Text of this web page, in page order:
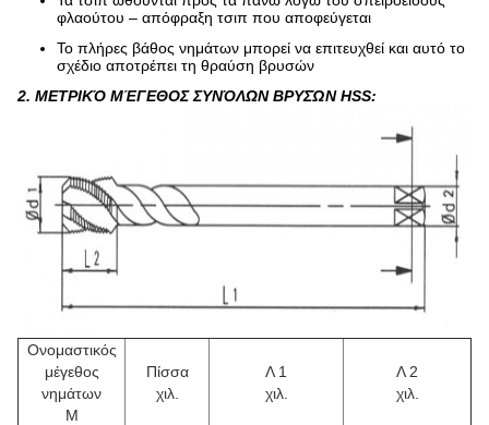
φλαούτου – απόφραξη τσιπ που αποφεύγεται
Το πλήρες βάθος νημάτων μπορεί να επιτευχθεί και αυτό το
σχέδιο αποτρέπει τη θραύση βρυσών
2. ΜΕΤΡΙΚΌ ΜΈΓΕΘΟΣ ΣΥΝΌΛΩΝ ΒΡΥΣΏΝ HSS:
Ονομαστικός
μέγεθος
νημάτων
Μ
Πίσσα
χιλ.
Λ 1
χιλ.
Λ 2
χιλ.